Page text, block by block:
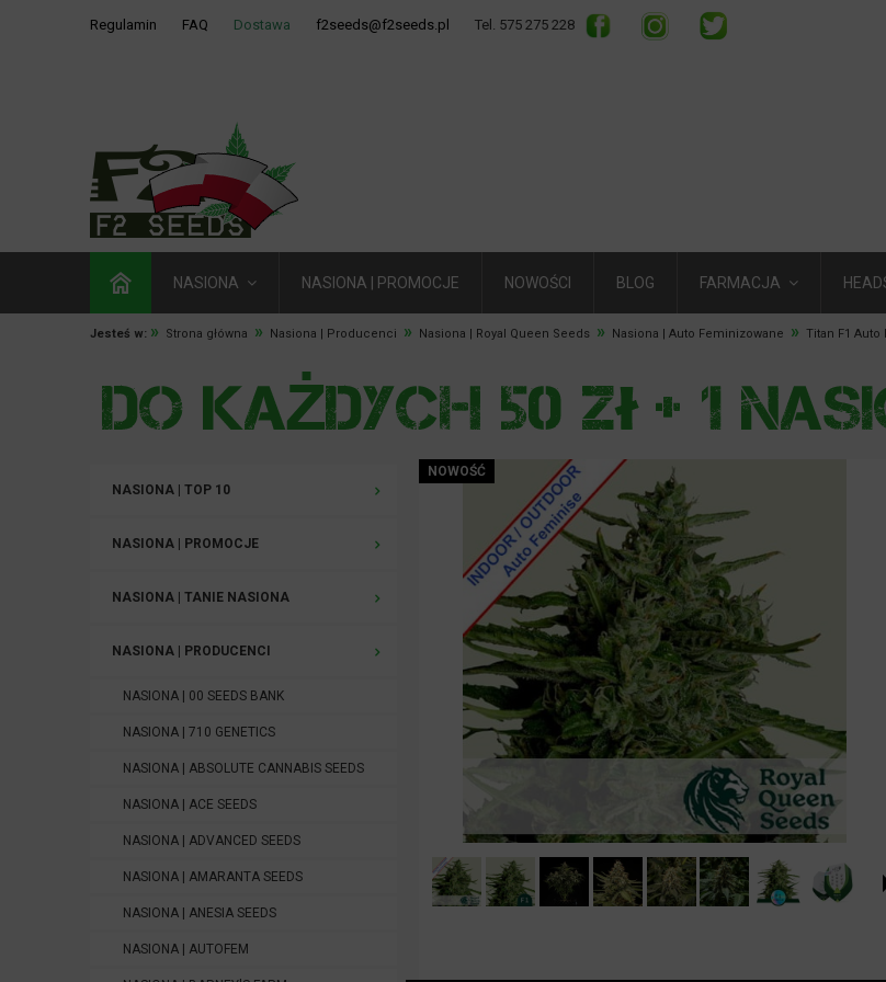
Regulamin FAQ Dostawa f2seeds@f2seeds.pl Tel. 575 275 228
NASIONA NASIONA | PROMOCJE NOWOŚCI BLOG FARMACJA
Jesteś w: » Strona główna » Nasiona | Producenci » Nasiona | Royal Queen Seeds » Nasiona | Auto Feminizowane » Titan F1 Auto
NASIONA | TOP 10
NASIONA | PROMOCJE
NASIONA | TANIE NASIONA
NASIONA | PRODUCENCI
NASIONA | 00 SEEDS BANK
NASIONA | 710 GENETICS
NASIONA | ABSOLUTE CANNABIS SEEDS
NASIONA | ACE SEEDS
NASIONA | ADVANCED SEEDS
NASIONA | AMARANTA SEEDS
NASIONA | ANESIA SEEDS
NASIONA | AUTOFEM
NOWOŚĆ